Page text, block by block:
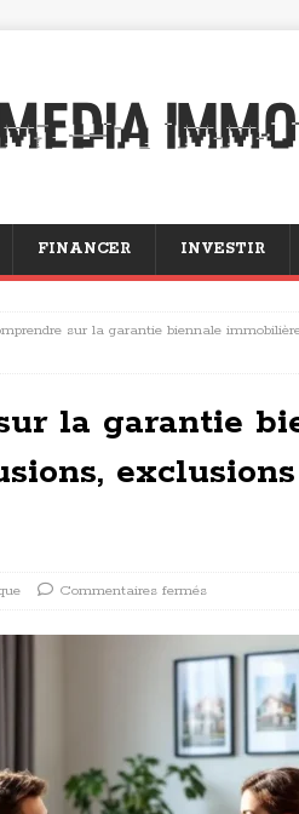
FINANCER INVESTIR
sur la garantie biennale
la garantie
Commentaires fermés